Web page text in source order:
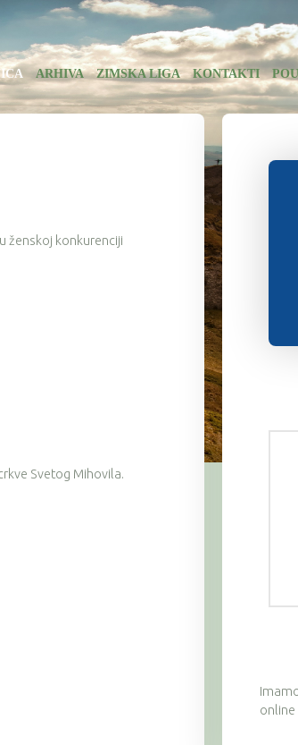
ARHIVA ZIMSKA LIGA KONTAKTI
ženskoj konkurenciji
Svetog Mihovila.
online